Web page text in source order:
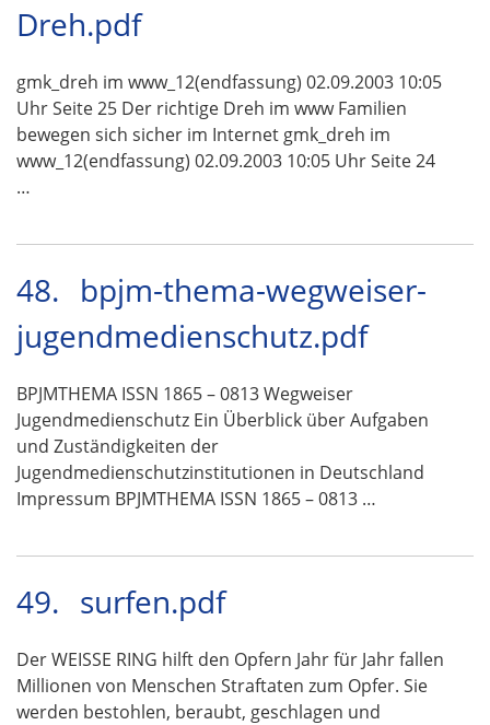
Dreh.pdf
gmk_dreh im www_12(endfassung) 02.09.2003 10:05
Uhr Seite 25 Der richtige Dreh im www Familien
bewegen sich sicher im Internet gmk_dreh im
www_12(endfassung) 02.09.2003 10:05 Uhr Seite 24
…
48. bpjm-thema-wegweiser-
jugendmedienschutz.pdf
BPJMTHEMA ISSN 1865 – 0813 Wegweiser
Jugendmedienschutz Ein Überblick über Aufgaben
und Zuständigkeiten der
Jugendmedienschutzinstitutionen in Deutschland
Impressum BPJMTHEMA ISSN 1865 – 0813 …
49. surfen.pdf
Der WEISSE RING hilft den Opfern Jahr für Jahr fallen
Millionen von Menschen Straftaten zum Opfer. Sie
werden bestohlen, beraubt, geschlagen und